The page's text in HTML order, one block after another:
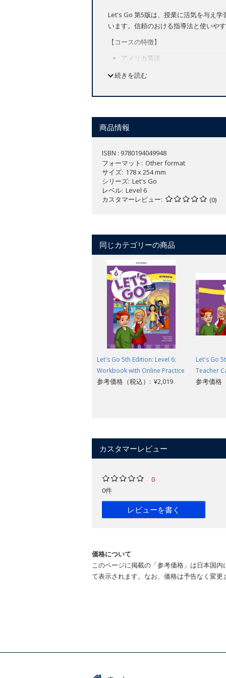
Let's Go 第5版は、授業に活気を与え
います。信頼のおける指導法と使いや
【コースの特徴】
アメリカ英語
Teacher Cards（サイズ：178 x 254
各レベルで学習する語彙、フォニ
新出語の導入や復習の際に使用す
Teacher's Packに含まれる指導ガ
デジタルカタログはこちら：
続きを読む
商品情報
ISBN : 9780194049948
フォーマット
Other format
サイズ 178 x 254 mm
シリーズ Let's Go
レベル Level 6
カスタマーレビュー
(0)
同じカテゴリーの商品
Let's Go 5th Edition: Level 6:
Workbook with Online Practice
参考価格（税込）: ¥2,019
Let's Go
Teacher
参考価格
カスタマーレビュー
0
0件
レビューを書く
価格について
このページに掲載の「参考価格」は日本国
て表示されます。なお、価格は予告なく変